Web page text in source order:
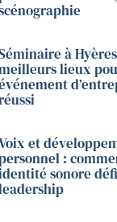
à
lieux
et
:
sonore